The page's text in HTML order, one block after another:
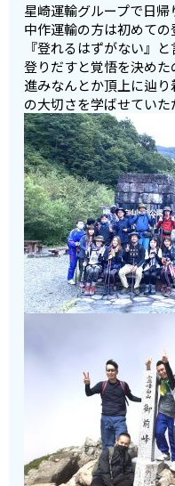
星崎運輸グループで日帰
中作運輸の方は初めて
『登れるはずがない』
登りだすと覚悟を決め
進みなんとか頂上に辿
の大切さを学ばせていた